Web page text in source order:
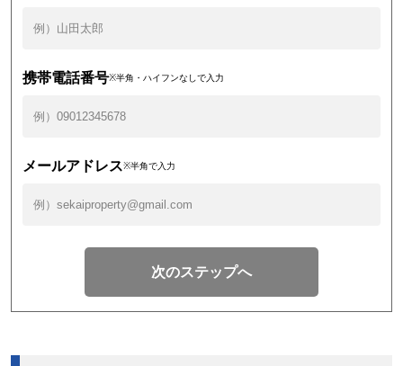
携帯電話番号※半角・ハイフンなしで入力
メールアドレス※半角で入力
次のステップへ